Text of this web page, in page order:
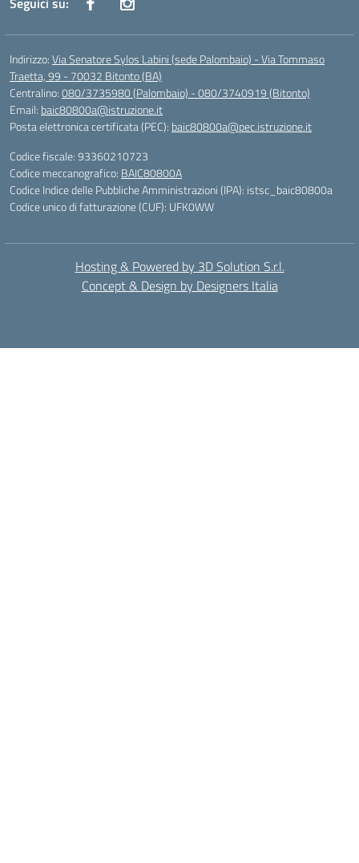
Indirizzo:Via Senatore Sylos Labini (sede Palombaio) - Via Tommaso
Traetta, 99 - 70032 Bitonto (BA)
Centralino:080/3735980 (Palombaio) - 080/3740919 (Bitonto)
Email: baic80800a@istruzione.it
Posta elettronica certificata (PEC): baic80800a@pec.istruzione.it
Codice fiscale: 93360210723
Codice meccanografico: BAIC80800A
Codice Indice delle Pubbliche Amministrazioni (IPA): istsc_baic80800a
Codice unico di fatturazione (CUF): UFK0WW
Hosting & Powered by 3D Solution S.r.l.
Concept & Design by Designers Italia